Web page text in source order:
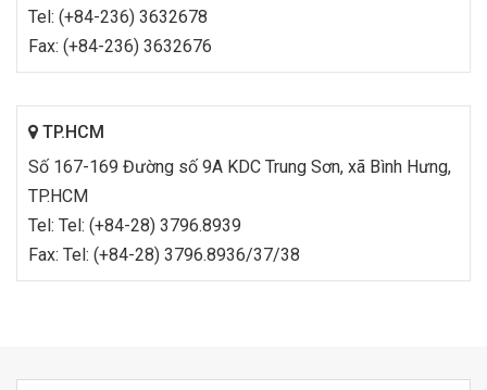
Tel: (+84-236) 3632678
Fax: (+84-236) 3632676
TP.HCM
Số 167-169 Đường số 9A KDC Trung Sơn, xã Bình Hưng,
TP.HCM
Tel: Tel: (+84-28) 3796.8939
Fax: Tel: (+84-28) 3796.8936/37/38